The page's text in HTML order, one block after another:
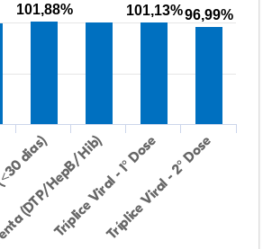
dias)HepB/Hib)
Tríplice Viral - 1° Dose
Tríplice Viral - 2° Dose
101,88% 101,13%96,99%